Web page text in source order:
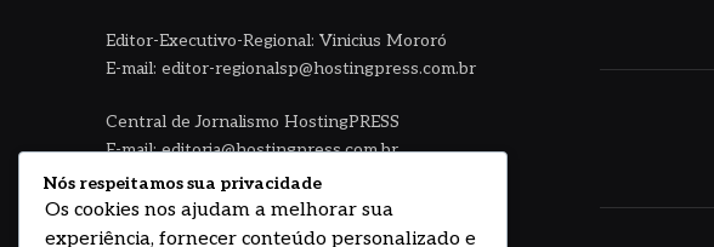
Editor-Executivo-Regional: Vinicius Mororó
E-mail: editor-regionalsp@hostingpress.com.br
Central de Jornalismo HostingPRESS
E-mail: editoria@hostingpress.com.br
Fale no WhatsApp HostingPress
(11) 94792.0048 - Seg à sexta 08 às 18h
Nós respeitamos sua privacidade
Os cookies nos ajudam a melhorar sua
experiência, fornecer conteúdo personalizado e